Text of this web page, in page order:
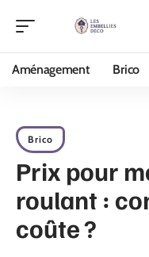
Aménagement Brico
Brico
Prix pour
roulant :
coûte ?